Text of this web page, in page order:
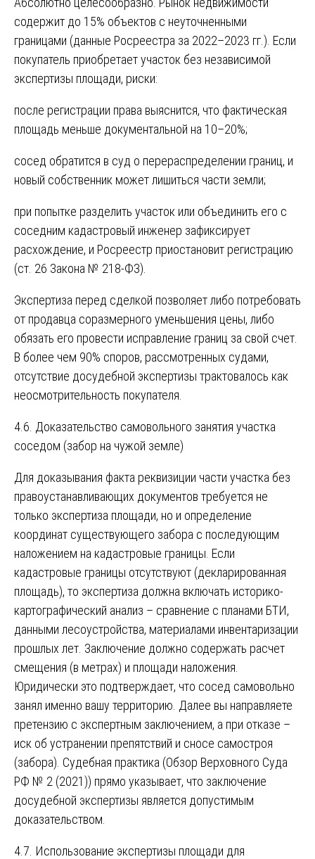
содержит до 15% объектов с неуточненными
границами (данные Росреестра за 2022–2023 гг.). Если
покупатель приобретает участок без независимой
экспертизы площади, риски:
после регистрации права выяснится, что фактическая
площадь меньше документальной на 10–20%;
сосед обратится в суд о перераспределении границ, и
новый собственник может лишиться части земли;
при попытке разделить участок или объединить его с
соседним кадастровый инженер зафиксирует
расхождение, и Росреестр приостановит регистрацию
(ст. 26 Закона № 218-ФЗ).
Экспертиза перед сделкой позволяет либо потребовать
от продавца соразмерного уменьшения цены, либо
обязать его провести исправление границ за свой счет.
В более чем 90% споров, рассмотренных судами,
отсутствие досудебной экспертизы трактовалось как
неосмотрительность покупателя.
4.6. Доказательство самовольного занятия участка
соседом (забор на чужой земле)
Для доказывания факта реквизиции части участка без
правоустанавливающих документов требуется не
только экспертиза площади, но и определение
координат существующего забора с последующим
наложением на кадастровые границы. Если
кадастровые границы отсутствуют (декларированная
площадь), то экспертиза должна включать историко-
картографический анализ – сравнение с планами БТИ,
данными лесоустройства, материалами инвентаризации
прошлых лет. Заключение должно содержать расчет
смещения (в метрах) и площади наложения.
Юридически это подтверждает, что сосед самовольно
занял именно вашу территорию. Далее вы направляете
претензию с экспертным заключением, а при отказе –
иск об устранении препятствий и сносе самостроя
(забора). Судебная практика (Обзор Верховного Суда
РФ № 2 (2021)) прямо указывает, что заключение
досудебной экспертизы является допустимым
доказательством.
4.7. Использование экспертизы площади для